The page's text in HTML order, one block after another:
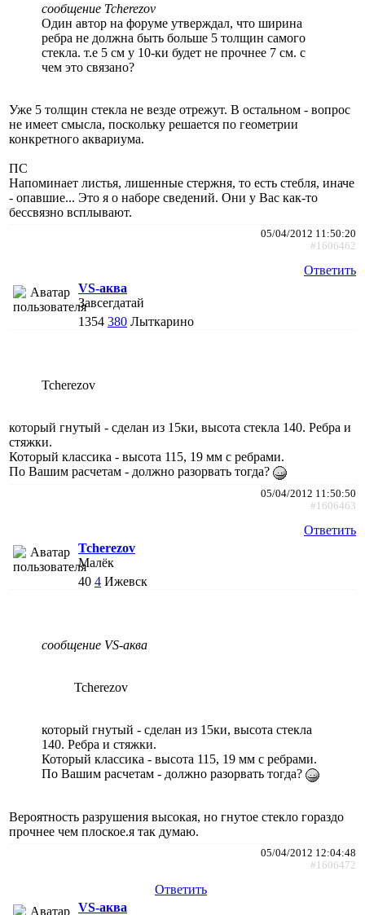
сообщение Tcherezov
Один автор на форуме утверждал, что ширина
ребра не должна быть больше 5 толщин самого
стекла. т.е 5 см у 10-ки будет не прочнее 7 см. с
чем это связано?
Уже 5 толщин стекла не везде отрежут. В остальном - вопрос
не имеет смысла, поскольку решается по геометрии
конкретного аквариума.
ПС
Напоминает листья, лишенные стержня, то есть стебля, иначе
- опавшие... Это я о наборе сведений. Они у Вас как-то
бессвязно всплывают.
05/04/2012 11:50:20
#1606462
Ответить
VS-аква
Завсегдатай
1354 380 Лыткарино
Tcherezov
который гнутый - сделан из 15ки, высота стекла 140. Ребра и
стяжки.
Который классика - высота 115, 19 мм с ребрами.
По Вашим расчетам - должно разорвать тогда?
05/04/2012 11:50:50
#1606463
Ответить
Tcherezov
Малёк
40 4 Ижевск
сообщение VS-аква
Tcherezov
который гнутый - сделан из 15ки, высота стекла
140. Ребра и стяжки.
Который классика - высота 115, 19 мм с ребрами.
По Вашим расчетам - должно разорвать тогда?
Вероятность разрушения высокая, но гнутое стекло гораздо
прочнее чем плоское.я так думаю.
05/04/2012 12:04:48
#1606472
Ответить
VS-аква